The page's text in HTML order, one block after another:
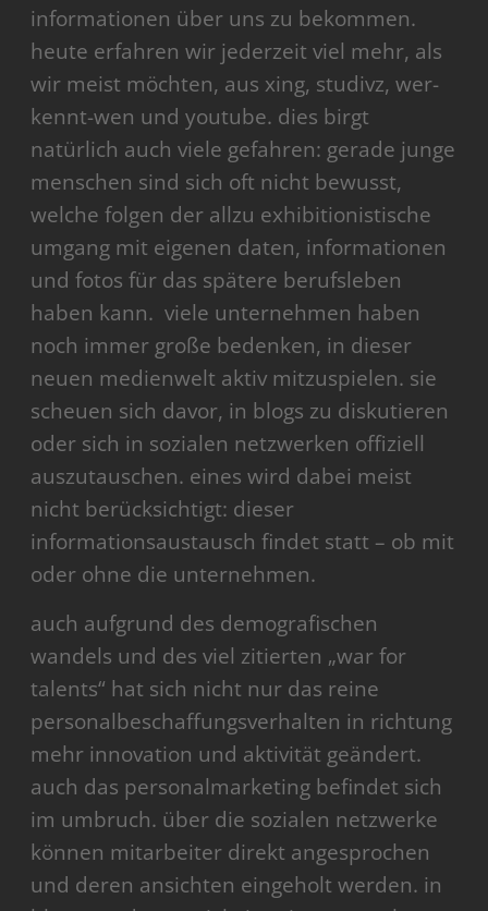
informationen über uns zu bekommen.
heute erfahren wir jederzeit viel mehr, als
wir meist möchten, aus xing, studivz, wer-
kennt-wen und youtube. dies birgt
natürlich auch viele gefahren: gerade junge
menschen sind sich oft nicht bewusst,
welche folgen der allzu exhibitionistische
umgang mit eigenen daten, informationen
und fotos für das spätere berufsleben
haben kann. viele unternehmen haben
noch immer große bedenken, in dieser
neuen medienwelt aktiv mitzuspielen. sie
scheuen sich davor, in blogs zu diskutieren
oder sich in sozialen netzwerken offiziell
auszutauschen. eines wird dabei meist
nicht berücksichtigt: dieser
informationsaustausch findet statt – ob mit
oder ohne die unternehmen.
auch aufgrund des demografischen
wandels und des viel zitierten „war for
talents“ hat sich nicht nur das reine
personalbeschaffungsverhalten in richtung
mehr innovation und aktivität geändert.
auch das personalmarketing befindet sich
im umbruch. über die sozialen netzwerke
können mitarbeiter direkt angesprochen
und deren ansichten eingeholt werden. in